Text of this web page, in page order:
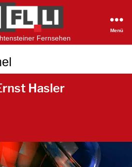
1FLTVFernsehen
Menü
Hasler